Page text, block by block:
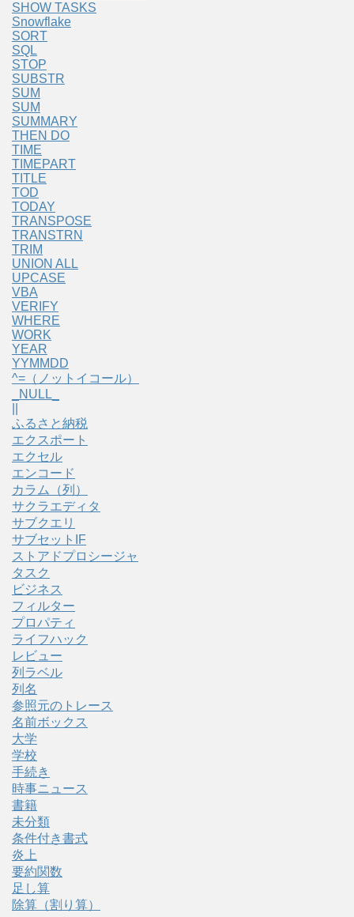
SHOW TASKS
Snowflake
SORT
SQL
STOP
SUBSTR
SUM
SUM
SUMMARY
THEN DO
TIME
TIMEPART
TITLE
TOD
TODAY
TRANSPOSE
TRANSTRN
TRIM
UNION ALL
UPCASE
VBA
VERIFY
WHERE
WORK
YEAR
YYMMDD
^=（ノットイコール）
_NULL_
ふるさと納税
エクスポート
エクセル
エンコード
カラム（列）
サクラエディタ
サブクエリ
サブセットIF
ストアドプロシージャ
タスク
ビジネス
フィルター
プロパティ
ライフハック
レビュー
列ラベル
列名
参照元のトレース
名前ボックス
大学
学校
手続き
時事ニュース
書籍
未分類
条件付き書式
炎上
要約関数
足し算
除算（割り算）